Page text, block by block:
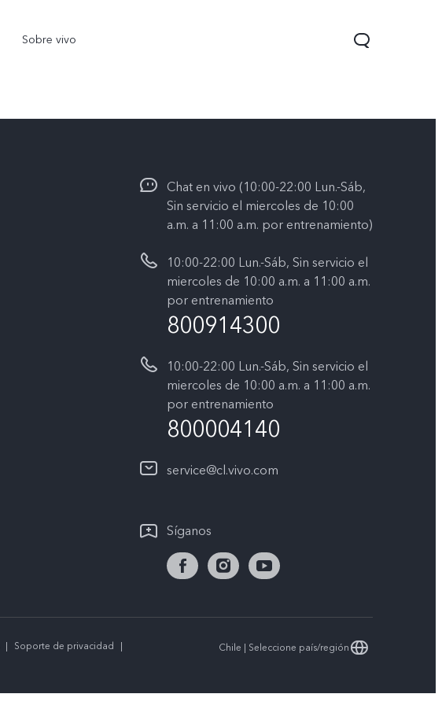
Sobre vivo
Y31 5G nuevo
Chat en vivo (10:00-22:00 Lun.-Sáb,
Sin servicio el miercoles de 10:00
a.m. a 11:00 a.m. por entrenamiento)
10:00-22:00 Lun.-Sáb, Sin servicio el
miercoles de 10:00 a.m. a 11:00 a.m.
por entrenamiento
800914300
10:00-22:00 Lun.-Sáb, Sin servicio el
miercoles de 10:00 a.m. a 11:00 a.m.
por entrenamiento
800004140
service@cl.vivo.com
Síganos
| Soporte de privacidad
|
Chile | Seleccione país/región